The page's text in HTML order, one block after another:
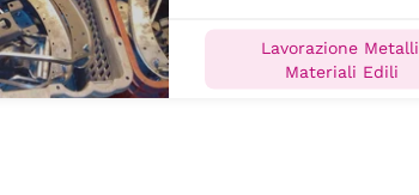
Lavorazione Metalli,
Materiali Edili